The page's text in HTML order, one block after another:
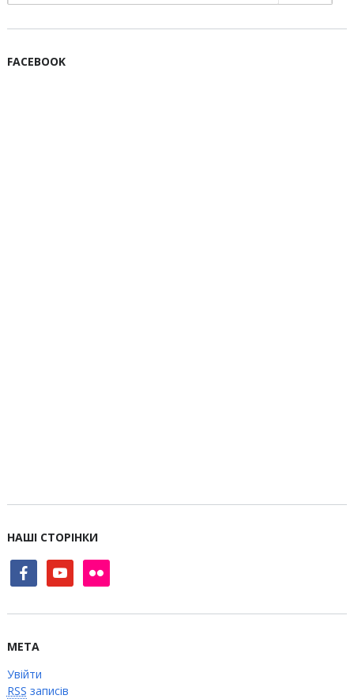
FACEBOOK
НАШІ СТОРІНКИ
facebookyoutube flickr
МЕТА
Увійти
RSS записів